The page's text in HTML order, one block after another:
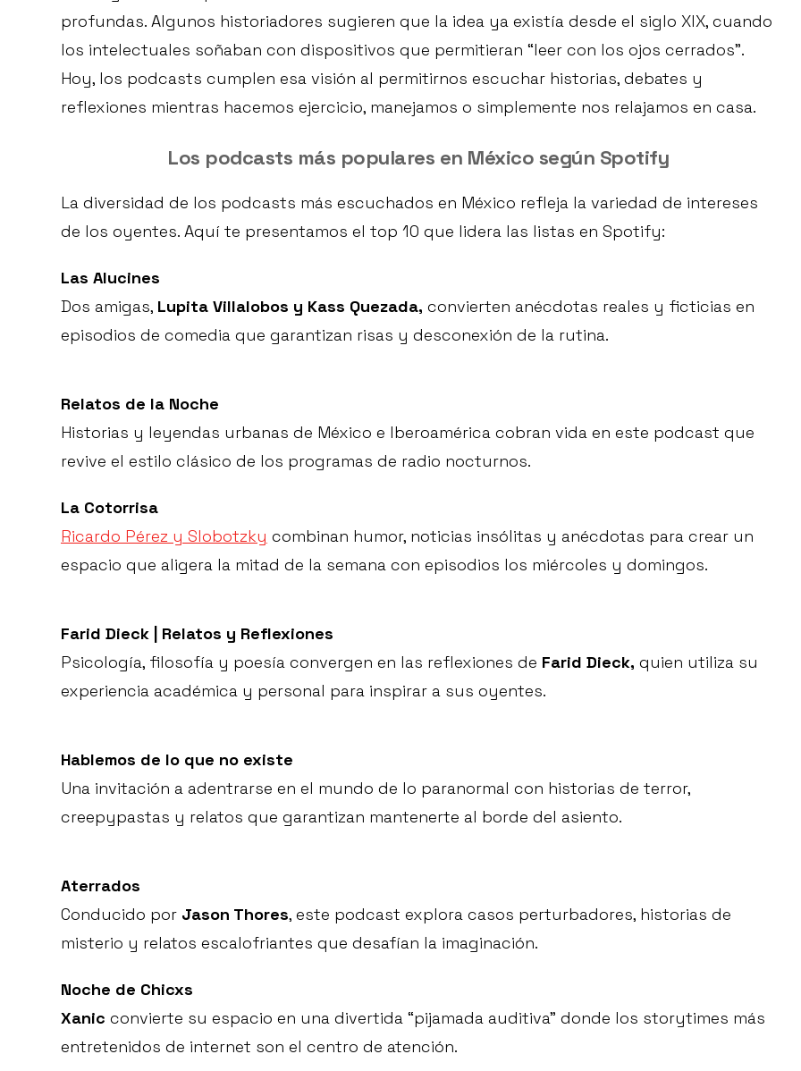
profundas. Algunos historiadores sugieren que la idea ya existía desde el siglo XIX, cuando
los intelectuales soñaban con dispositivos que permitieran “leer con los ojos cerrados”.
Hoy, los podcasts cumplen esa visión al permitirnos escuchar historias, debates y
reflexiones mientras hacemos ejercicio, manejamos o simplemente nos relajamos en casa.
Los podcasts más populares en México según Spotify
La diversidad de los podcasts más escuchados en México refleja la variedad de intereses
de los oyentes. Aquí te presentamos el top 10 que lidera las listas en Spotify:
Las Alucines
Dos amigas, Lupita Villalobos y Kass Quezada, convierten anécdotas reales y ficticias en
episodios de comedia que garantizan risas y desconexión de la rutina.
Relatos de la Noche
Historias y leyendas urbanas de México e Iberoamérica cobran vida en este podcast que
revive el estilo clásico de los programas de radio nocturnos.
La Cotorrisa
Ricardo Pérez y Slobotzky combinan humor, noticias insólitas y anécdotas para crear un
espacio que aligera la mitad de la semana con episodios los miércoles y domingos.
Farid Dieck | Relatos y Reflexiones
Psicología, filosofía y poesía convergen en las reflexiones de Farid Dieck, quien utiliza su
experiencia académica y personal para inspirar a sus oyentes.
Hablemos de lo que no existe
Una invitación a adentrarse en el mundo de lo paranormal con historias de terror,
creepypastas y relatos que garantizan mantenerte al borde del asiento.
Aterrados
Conducido por Jason Thores, este podcast explora casos perturbadores, historias de
misterio y relatos escalofriantes que desafían la imaginación.
Noche de Chicxs
Xanic convierte su espacio en una divertida “pijamada auditiva” donde los storytimes más
entretenidos de internet son el centro de atención.